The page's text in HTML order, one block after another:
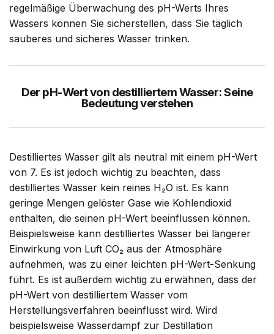
regelmäßige Überwachung des pH-Werts Ihres
Wassers können Sie sicherstellen, dass Sie täglich
sauberes und sicheres Wasser trinken.
Der pH-Wert von destilliertem Wasser: Seine
Bedeutung verstehen
Destilliertes Wasser gilt als neutral mit einem pH-Wert
von 7. Es ist jedoch wichtig zu beachten, dass
destilliertes Wasser kein reines H₂O ist. Es kann
geringe Mengen gelöster Gase wie Kohlendioxid
enthalten, die seinen pH-Wert beeinflussen können.
Beispielsweise kann destilliertes Wasser bei längerer
Einwirkung von Luft CO₂ aus der Atmosphäre
aufnehmen, was zu einer leichten pH-Wert-Senkung
führt. Es ist außerdem wichtig zu erwähnen, dass der
pH-Wert von destilliertem Wasser vom
Herstellungsverfahren beeinflusst wird. Wird
beispielsweise Wasserdampf zur Destillation